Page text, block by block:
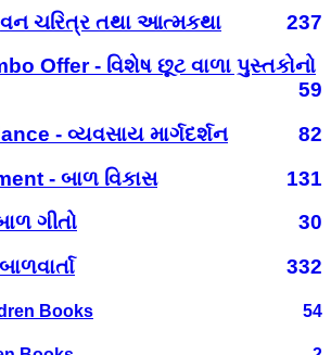
ચરિત્ર તથા આત્મકથા
237
Offer - વિશેષ છૂટ વાળા પુસ્તકોનો
59
- વ્યવસાય માર્ગદર્શન
82
- બાળ વિકાસ
131
ગીતો
30
332
Books 54